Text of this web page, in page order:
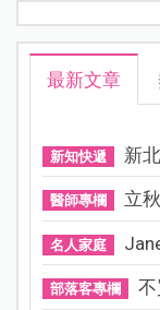
最新文章
新知快遞 新
醫師專欄 立
名人家庭
部落客專欄